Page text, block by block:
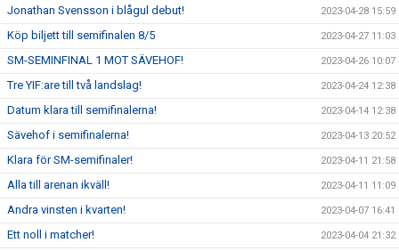
Jonathan Svensson i blågul debut! 2023-04-28 15:59
Köp biljett till semifinalen 8/5 2023-04-27 11:03
SM-SEMINFINAL 1 MOT SÄVEHOF! 2023-04-26 10:07
Tre YIF:are till två landslag! 2023-04-24 12:38
Datum klara till semifinalerna! 2023-04-14 12:38
Sävehof i semifinalerna! 2023-04-13 20:52
Klara för SM-semifinaler! 2023-04-11 21:58
Alla till arenan ikväll! 2023-04-11 11:09
Andra vinsten i kvarten! 2023-04-07 16:41
Ett noll i matcher! 2023-04-04 21:32